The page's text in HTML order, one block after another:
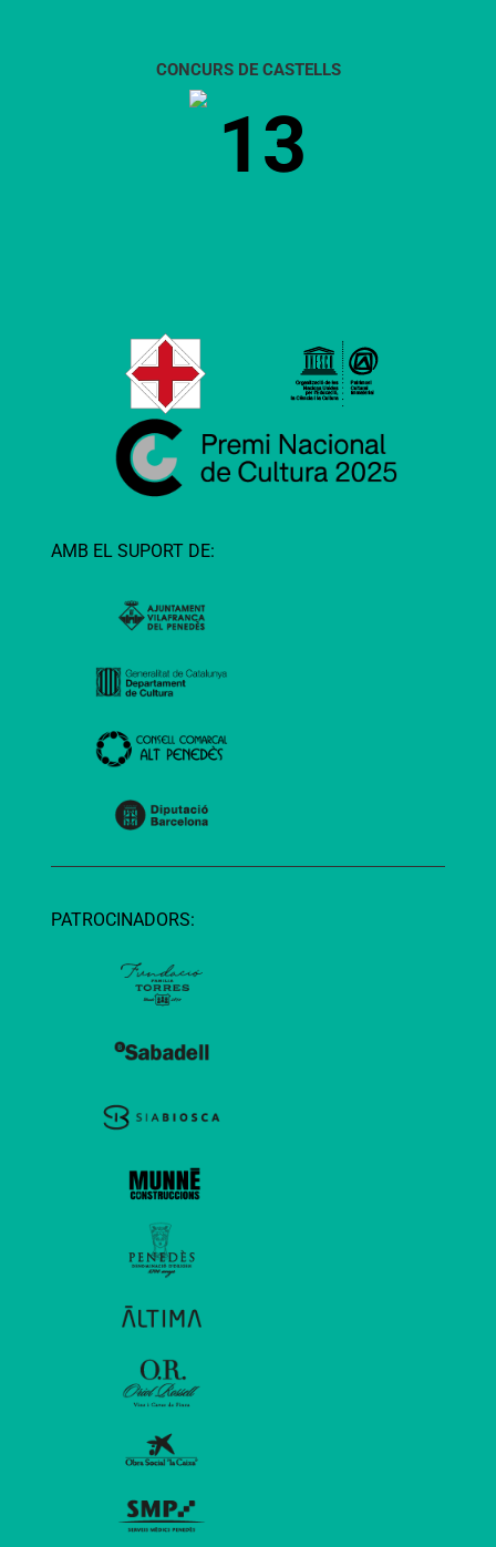
CONCURS DE CASTELLS
13
AMB EL SUPORT DE:
PATROCINADORS: